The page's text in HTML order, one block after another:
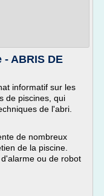
ABRIS DE
informatif sur les
de piscines, qui
de l'abri.
de nombreux
de la piscine.
ou de robot